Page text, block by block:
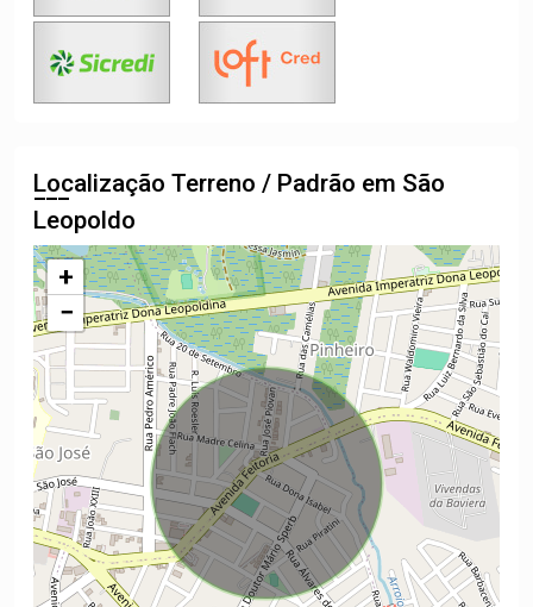
Localização Terreno / Padrão em São
Leopoldo
+
−